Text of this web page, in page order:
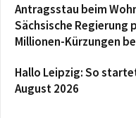
Antragsstau beim
Sächsische Regierung
Millionen-Kürzungen
Hallo Leipzig: So
August 2026